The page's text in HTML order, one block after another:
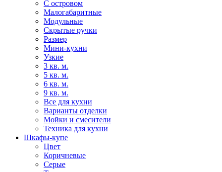
С островом
Малогабаритные
Модульные
Скрытые ручки
Размер
Мини-кухни
Узкие
3 кв. м.
5 кв. м.
6 кв. м.
9 кв. м.
Все для кухни
Варианты отделки
Мойки и смесители
Техника для кухни
Шкафы-купе
Цвет
Коричневые
Серые